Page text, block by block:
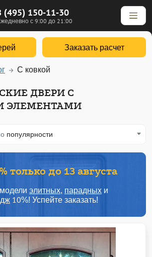
(495) 150-11-30
с 9:00 до 21:00
Заказать расчет
С ковкой
ДВЕРИ С
ЭЛЕМЕНТАМИ
популярности
только до 13 августа
элитных, парадных и
10%! Успейте заказать!